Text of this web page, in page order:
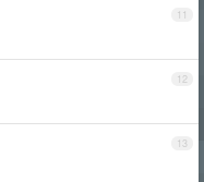
11
12
13